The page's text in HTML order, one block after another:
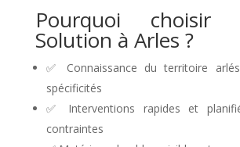
Pourquoi choisir
Solution à Arles ?
✅ Connaissance du territoire
spécificités
✅ Interventions rapides et
contraintes